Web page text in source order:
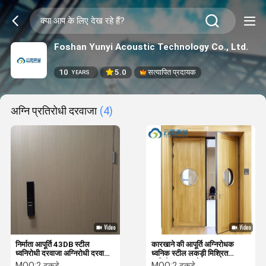
Foshan Yunyi Acoustic Technology Co., Ltd.
10 YEARS 5.0 सत्यापित प्रदायक
अग्नि प्रतिरोधी दरवाजा (4)
निर्माता आपूर्ति 43DB स्टील
ध्वनिरोधी दरवाजा अग्निरोधी दरवाजा
एकल दरवाजा
कारखाने की आपूर्ति अग्निरोधक
ध्वनिक स्टील लकड़ी मिश्रित
ध्वनिरोधक दरवाजे ड्रम रूम